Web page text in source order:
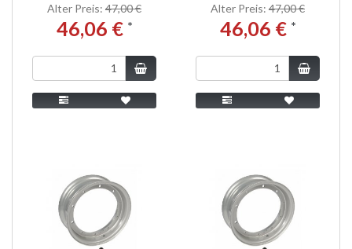
Alter Preis: 47,00 €
46,06 € *
Alter Preis: 47,00 €
46,06 € *